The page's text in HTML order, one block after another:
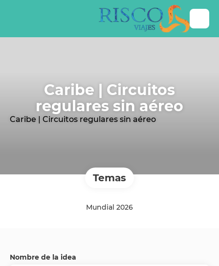
Caribe | Circuitos
regulares sin aéreo
Caribe | Circuitos regulares sin aéreo
Temas
Mundial 2026
Nombre de la idea